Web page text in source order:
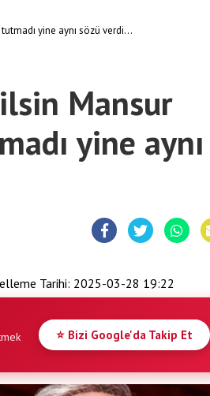
yine aynı sözü verdi...
Mansur
yine aynı
Tarihi: 2025-03-28 19:22
⭐ Bizi Google'da Takip Et